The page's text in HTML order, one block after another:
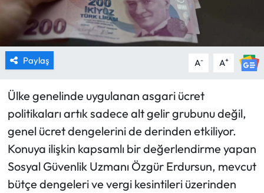
Paylaş A- A+
Ülke genelinde uygulanan asgari ücret
politikaları artık sadece alt gelir grubunu değil,
genel ücret dengelerini de derinden etkiliyor.
Konuya ilişkin kapsamlı bir değerlendirme yapan
Sosyal Güvenlik Uzmanı Özgür Erdursun, mevcut
bütçe dengeleri ve vergi kesintileri üzerinden
TURİZM
YAŞAM
HABER İLAN